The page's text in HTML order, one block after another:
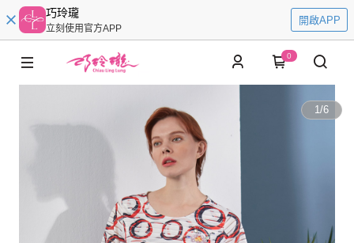
巧玲瓏
立刻使用官方APP
開啟APP
0
1/6